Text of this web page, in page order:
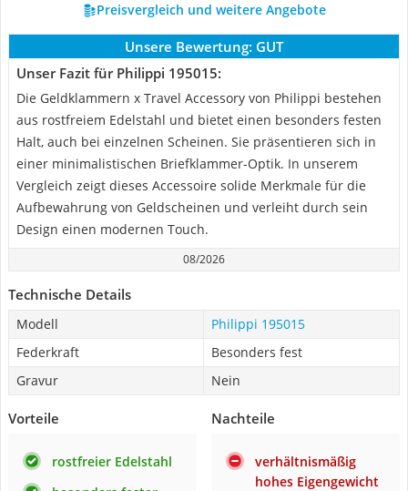
Preisvergleich und weitere Angebote
Unsere Bewertung: GUT
Unser Fazit für Philippi 195015:
Die Geldklammern x Travel Accessory von Philippi bestehen
aus rostfreiem Edelstahl und bietet einen besonders festen
Halt, auch bei einzelnen Scheinen. Sie präsentieren sich in
einer minimalistischen Briefklammer-Optik. In unserem
Vergleich zeigt dieses Accessoire solide Merkmale für die
Aufbewahrung von Geldscheinen und verleiht durch sein
Design einen modernen Touch.
08/2026
Technische Details
Modell
Philippi 195015
Federkraft
Besonders fest
Gravur
Nein
Vorteile
rostfreier Edelstahl
Nachteile
verhältnismäßig
hohes Eigengewicht